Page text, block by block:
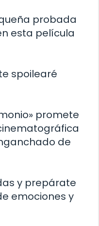
probada
esta película
spoilearé
promete
de
y prepárate
emociones y